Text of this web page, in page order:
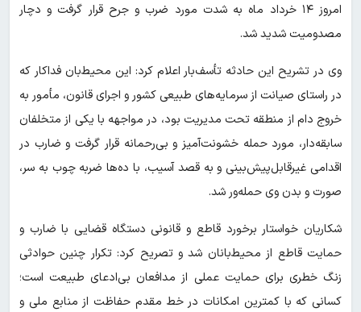
امروز ۱۴ خرداد ماه به شدت مورد ضرب و جرح قرار گرفت و دچار
مصدومیت شدید شد.
وی در تشریح این حادثه تأسف‌بار اعلام کرد: این محیط‌بان فداکار که
در راستای صیانت از سرمایه‌های طبیعی کشور و اجرای قانون، مأمور به
خروج دام از منطقه تحت مدیریت بود، در مواجهه با یکی از متخلفان
سابقه‌دار، مورد حمله خشونت‌آمیز و بی‌رحمانه قرار گرفت و ضارب در
اقدامی غیرقابل‌پیش‌بینی و به قصد آسیب، با ده‌ها ضربه چوب به سر،
صورت و بدن وی حمله‌ور شد.
شکاریان خواستار برخورد قاطع و قانونی دستگاه قضایی با ضارب و
حمایت قاطع از محیط‌بانان شد و تصریح کرد: تکرار چنین حوادثی
زنگ خطری برای حمایت عملی از مدافعان بی‌ادعای طبیعت است؛
کسانی که با کمترین امکانات در خط مقدم حفاظت از منابع ملی و